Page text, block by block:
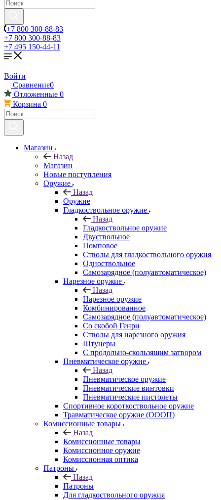
+7 800 300-88-83
+7 800 300-88-83
+7 495 150-44-11
Войти
Сравнение0
Отложенные 0
Корзина 0
Магазин
Назад
Магазин
Новые поступления
Оружие
Назад
Оружие
Гладкоствольное оружие
Назад
Гладкоствольное оружие
Двуствольное
Помповое
Стволы для гладкоствольного оружия
Одноствольное
Самозарядное (полуавтоматическое)
Нарезное оружие
Назад
Нарезное оружие
Комбинированное
Самозарядное (полуавтоматическое)
Со скобой Генри
Стволы для нарезного оружия
Штуцеры
С продольно-скользящим затвором
Пневматическое оружие
Назад
Пневматическое оружие
Пневматические винтовки
Пневматические пистолеты
Спортивное короткоствольное оружие
Травматическое оружие (ОООП)
Комиссионные товары
Назад
Комиссионные товары
Комиссионное оружие
Комиссионная оптика
Патроны
Назад
Патроны
Для гладкоствольного оружия